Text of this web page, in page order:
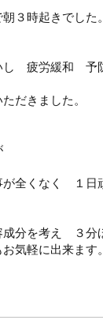
３時起きでした
し 疲労緩和 予
きました。
全くなく １日
分を考え ３分
気軽に出来ます